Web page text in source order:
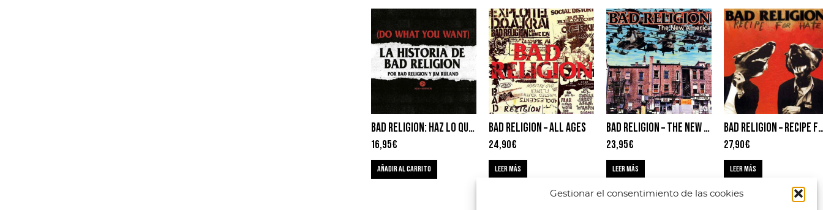
Gestionar el consentimiento de las cookies
BAD RELIGION: HAZ LO QUE QUIERAS – JIM RULAND
16,95€
AÑADIR AL CARRITO
BAD RELIGION – ALL AGES
24,90€
LEER MÁS
BAD RELIGION – THE NEW AMERICA
23,95€
LEER MÁS
BAD RELIGION
27,90€
LEER MÁS